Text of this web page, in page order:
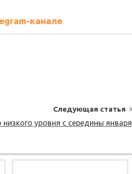
канале
Следующая статья
уровня с середины января